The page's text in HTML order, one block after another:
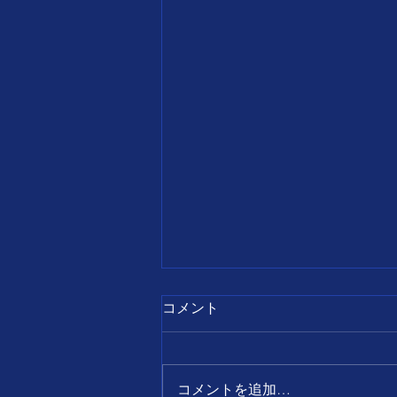
7月28日
【誕生日の名言】 すべて
ればチャンスとなり、 後ろ
コメント
コメントを追加…